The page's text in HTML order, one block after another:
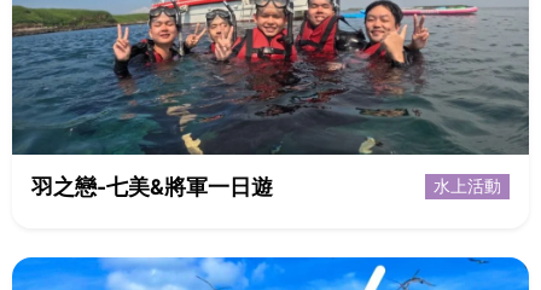
羽之戀-七美&將軍一日遊 水上活動